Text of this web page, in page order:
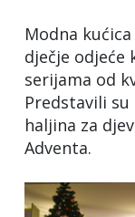
Modna
dječje odjeće
serijama od
Predstavili
haljina za
Adventa.